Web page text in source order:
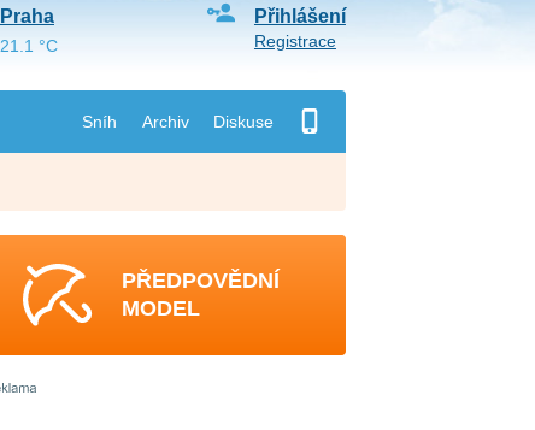
Sníh Archiv Diskuse
Přihlášení
Registrace
Praha
21.1 °C
PŘEDPOVĚDNÍ
MODEL